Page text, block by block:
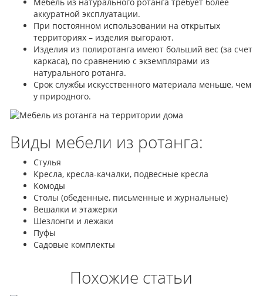
аккуратной эксплуатации.
При постоянном использовании на открытых
территориях – изделия выгорают.
Изделия из полиротанга имеют больший вес (за счет
каркаса), по сравнению с экземплярами из
натурального ротанга.
Срок службы искусственного материала меньше, чем
у природного.
Виды мебели из ротанга:
Стулья
Кресла, кресла-качалки, подвесные кресла
Комоды
Столы (обеденные, письменные и журнальные)
Вешалки и этажерки
Шезлонги и лежаки
Пуфы
Садовые комплекты
Похожие статьи